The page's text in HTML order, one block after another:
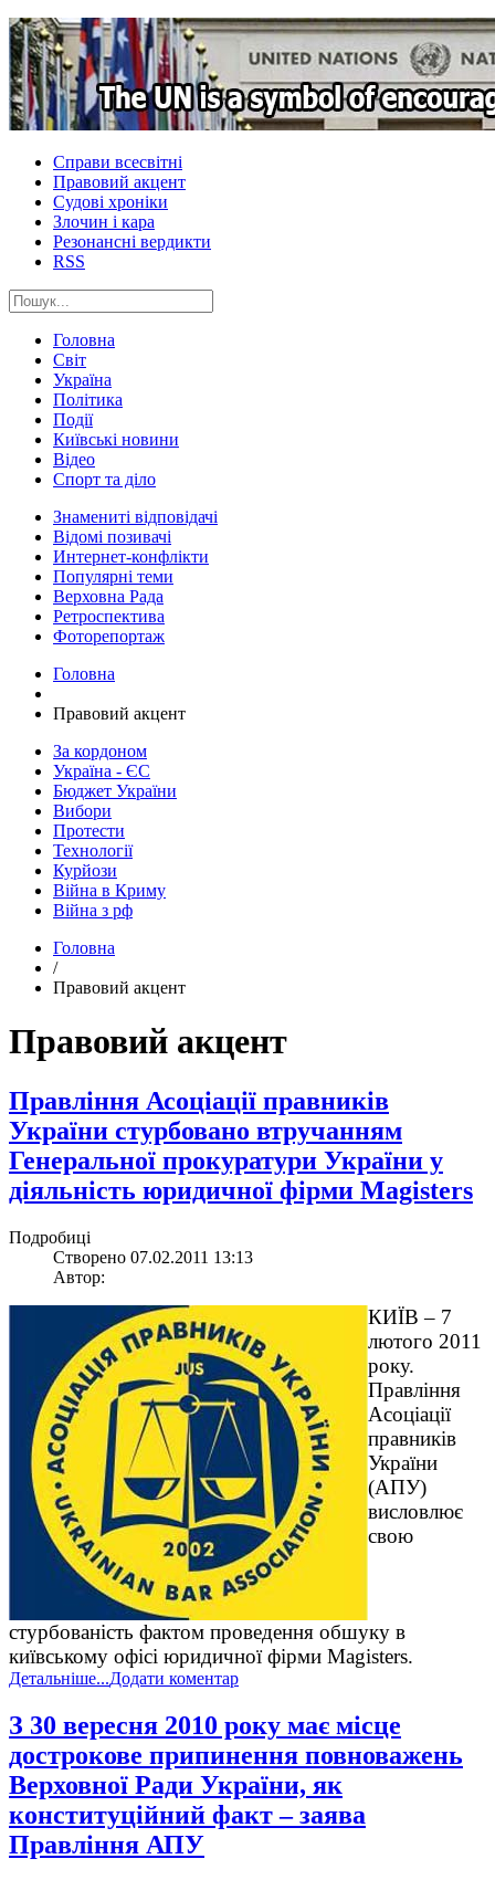
Справи всесвітні
Правовий акцент
Судові хроніки
Злочин і кара
Резонансні вердикти
RSS
Головна
Світ
Україна
Політика
Події
Київські новини
Відео
Спорт та діло
Знамениті відповідачі
Відомі позивачі
Интернет-конфлікти
Популярні теми
Верховна Рада
Ретроспектива
Фоторепортаж
Головна
Правовий акцент
За кордоном
Україна - ЄС
Бюджет України
Вибори
Протести
Технології
Курйози
Війна в Криму
Війна з рф
Головна
/
Правовий акцент
Правовий акцент
Правління Асоціації правників
України стурбовано втручанням
Генеральної прокуратури України у
діяльність юридичної фірми Magisters
Подробиці
Створено 07.02.2011 13:13
Автор:
КИЇВ – 7
лютого 2011
року.
Правління
Асоціації
правників
України
(АПУ)
висловлює
свою
стурбованість фактом проведення обшуку в
київському офісі юридичної фірми Magisters.
Детальніше...Додати коментар
З 30 вересня 2010 року має місце
дострокове припинення повноважень
Верховної Ради України, як
конституційний факт – заява
Правління АПУ